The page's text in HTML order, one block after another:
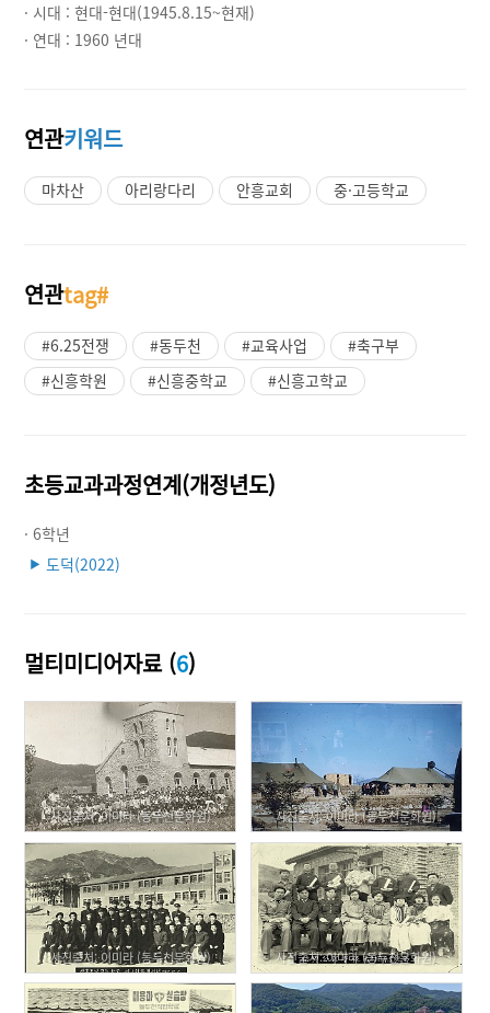
· 시대 :현대-현대(1945.8.15~현재)
· 연대 : 1960 년대
연관키워드
마차산 아리랑다리 안흥교회 중·고등학교
연관tag#
#6.25전쟁 #동두천 #교육사업
#축구부
#신흥학원
#신흥중학교 #신흥고학교
초등교과과정연계(개정년도)
· 6학년
▶ 도덕(2022)
멀티미디어자료 (6)
사진출처: 이미라 (동두천문화원) 사진출처: 이미라 (동두천문화원)
사진출처: 이미라 (동두천문화원) 사진출처: 이미라 (동두천문화원)